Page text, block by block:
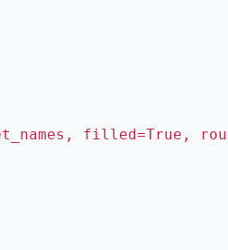
filled=True,